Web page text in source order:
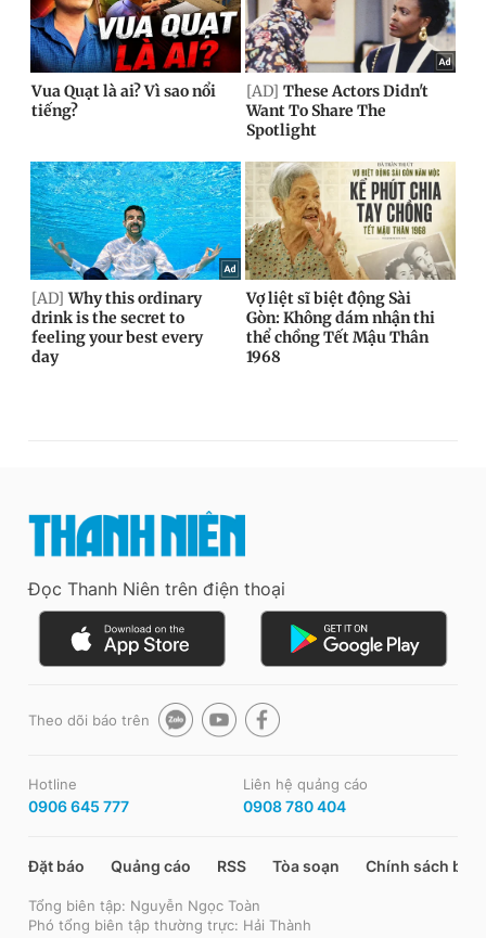
Đọc Thanh Niên trên điện thoại
Theo dõi báo trên
Hotline
0906 645 777
Liên hệ quảng cáo
0908 780 404
Đặt báo Quảng cáo RSS Tòa soạn Chính sách bảo
Tổng biên tập: Nguyễn Ngọc Toàn
Phó tổng biên tập thường trực: Hải Thành